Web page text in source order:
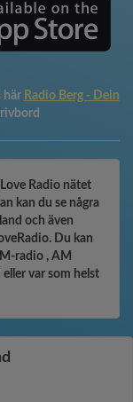
här Radio Berg - Dein
Radio nätet
kan du se några
och även
Du kan
radio , AM
var som helst